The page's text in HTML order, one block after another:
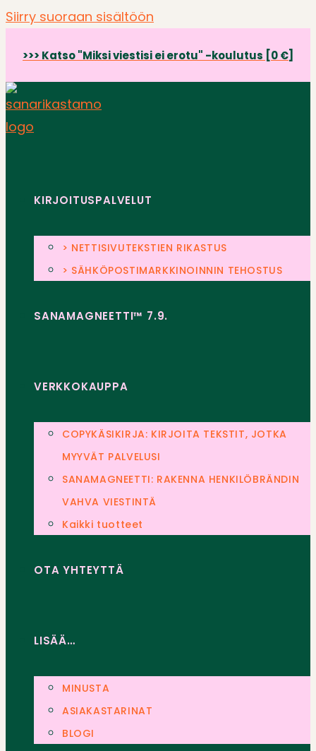
Siirry suoraan sisältöön
>>> Katso "Miksi viestisi ei erotu" -koulutus [0 €]
KIRJOITUSPALVELUT
> NETTISIVUTEKSTIEN RIKASTUS
> SÄHKÖPOSTIMARKKINOINNIN TEHOSTUS
SANAMAGNEETTI™ 7.9.
VERKKOKAUPPA
COPYKÄSIKIRJA: KIRJOITA TEKSTIT, JOTKA
MYYVÄT PALVELUSI
SANAMAGNEETTI: RAKENNA HENKILÖBRÄNDIN
VAHVA VIESTINTÄ
Kaikki tuotteet
OTA YHTEYTTÄ
LISÄÄ…
MINUSTA
ASIAKASTARINAT
BLOGI